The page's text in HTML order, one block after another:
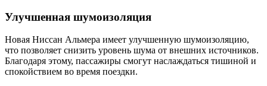
Улучшенная шумоизоляция
Новая Ниссан Альмера имеет улучшенную шумоизоляцию,
что позволяет снизить уровень шума от внешних источников.
Благодаря этому, пассажиры смогут наслаждаться тишиной и
спокойствием во время поездки.